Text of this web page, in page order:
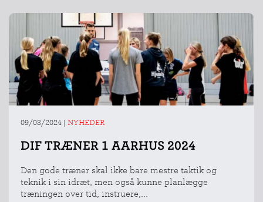
09/03/2024 | NYHEDER
DIF TRÆNER 1 AARHUS 2024
Den gode træner skal ikke bare mestre taktik og
teknik i sin idræt, men også kunne planlægge
træningen over tid, instruere,...